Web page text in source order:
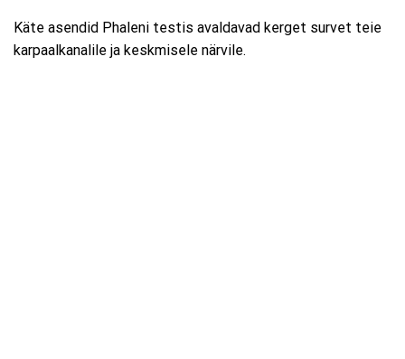
Käte asendid Phaleni testis avaldavad kerget survet teie
karpaalkanalile ja keskmisele närvile.